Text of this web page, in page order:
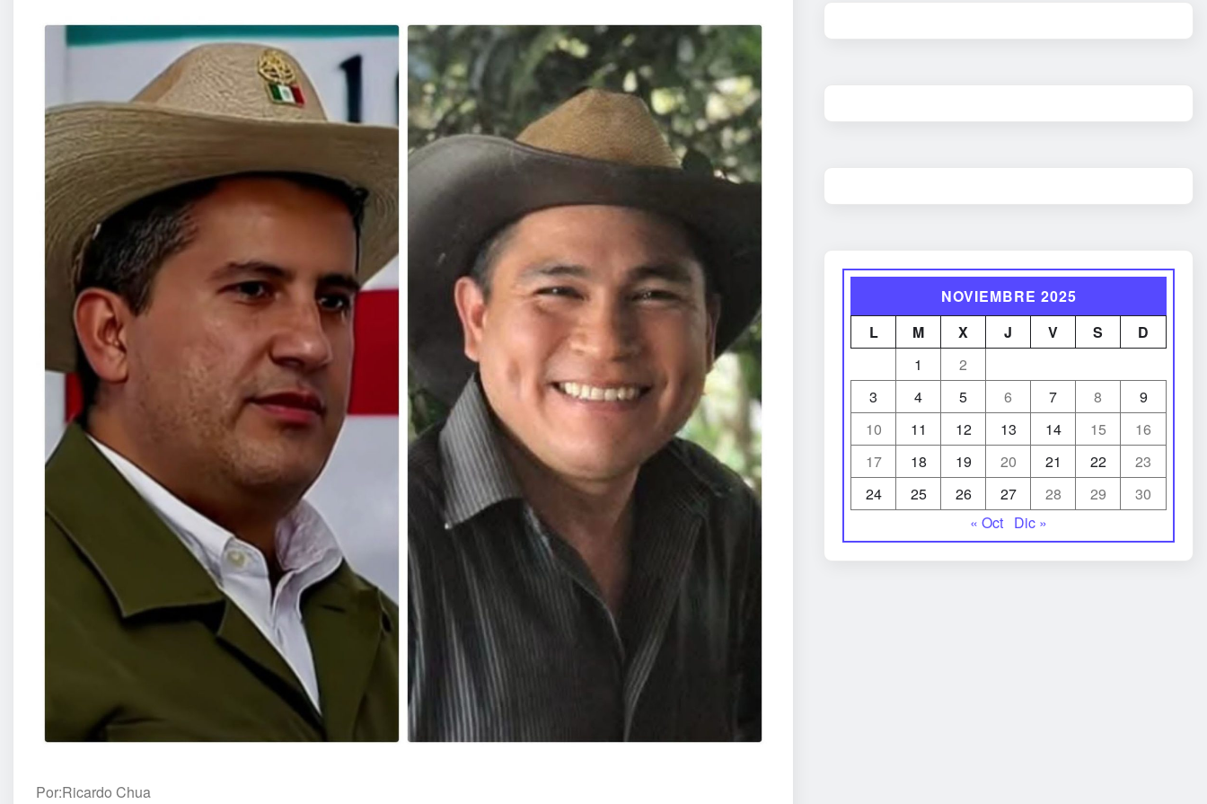
Por:Ricardo Chua
NOVIEMBRE 2025
L
M X J V S
D
1
2
3
4 5 6 7 8
9
10
11 12 13 14 15
16
17
18 19 20 21 22
23
24
25 26 27 28 29
30
« Oct Dic »